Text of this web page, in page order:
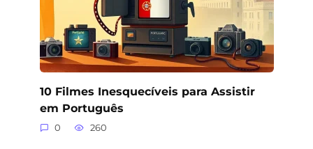
10 Filmes Inesquecíveis para Assistir
em Português
0 260